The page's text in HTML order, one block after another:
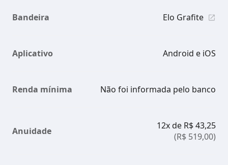
Bandeira Elo Grafite
Aplicativo Android e iOS
Renda mínima Não foi informada pelo banco
Anuidade
12x de R$ 43,25
(R$ 519,00)